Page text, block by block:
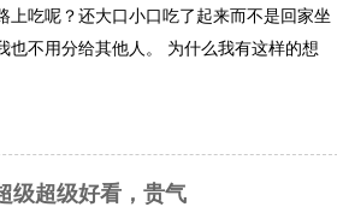
吃呢？还大口小口吃了起来而不是回家坐
也不用分给其他人。 为什么我有这样的想
级超级好看，贵气